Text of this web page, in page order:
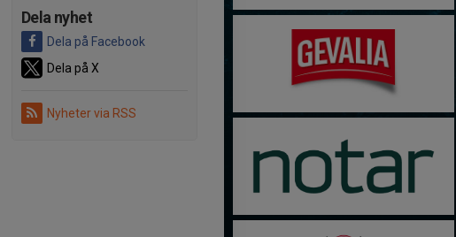
Dela nyhet
Dela på Facebook
Dela på X
Nyheter via RSS